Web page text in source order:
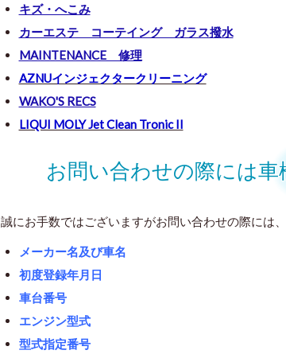
キズ・へこみ
カーエステ コーテイング ガラス撥水
MAINTENANCE 修理
AZNUインジェクタークリーニング
WAKO'S RECS
LIQUI MOLY Jet Clean Tronic II
お問い合わせの際には
誠にお手数ではございますがお問い合わせの際には
メーカー名及び車名
初度登録年月日
車台番号
エンジン型式
型式指定番号